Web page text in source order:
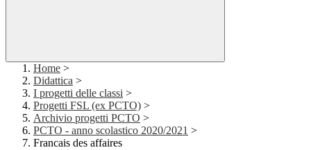
Home >
Didattica >
I progetti delle classi >
Progetti FSL (ex PCTO) >
Archivio progetti PCTO >
PCTO - anno scolastico 2020/2021 >
Francais des affaires